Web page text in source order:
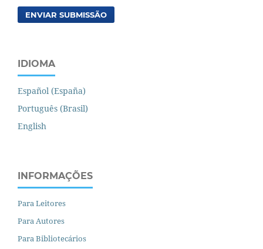
ENVIAR SUBMISSÃO
IDIOMA
Español (España)
Português (Brasil)
English
INFORMAÇÕES
Para Leitores
Para Autores
Para Bibliotecários